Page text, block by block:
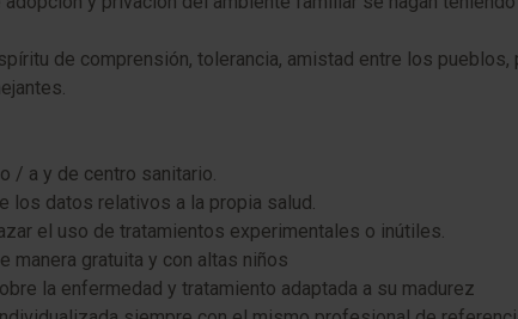
de comprensión, tolerancia, amistad entre los
/ a y de centro sanitario.
los datos relativos a la propia salud.
el uso de tratamientos experimentales o inútiles.
manera gratuita y con altas niños
la enfermedad y tratamiento adaptada a su madurez